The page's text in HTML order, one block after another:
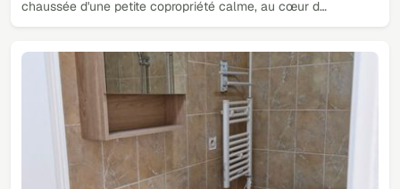
chaussée d'une petite copropriété calme, au cœur d…